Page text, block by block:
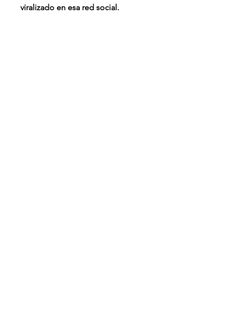
viralizado en esa red social.